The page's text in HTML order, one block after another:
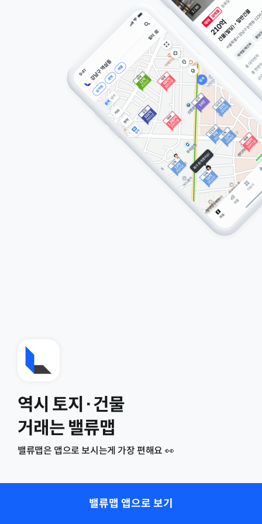
역시 토지·건물
거래는 밸류맵
밸류맵은 앱으로 보시는게 가장 편해요 👀
밸류맵 앱으로 보기